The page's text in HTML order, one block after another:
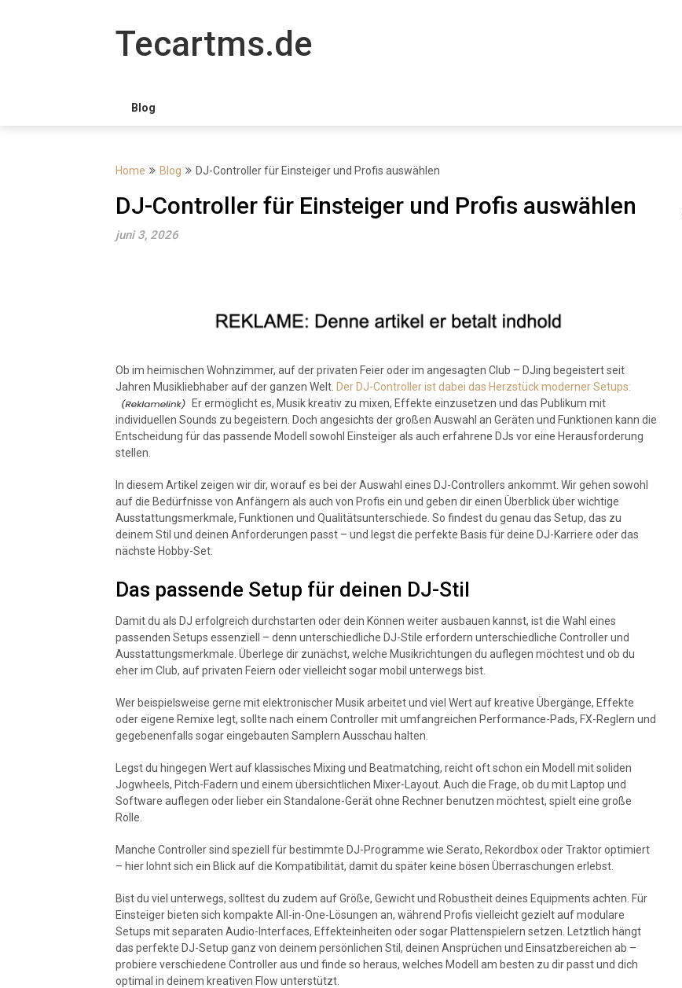
Tecartms.de
Blog
Home Blog DJ-Controller für Einsteiger und Profis auswählen
DJ-Controller für Einsteiger und Profis auswählen
juni 3, 2026
Ob im heimischen Wohnzimmer, auf der privaten Feier oder im angesagten Club – DJing begeistert seit
Jahren Musikliebhaber auf der ganzen Welt. Der DJ-Controller ist dabei das Herzstück moderner Setups:
Er ermöglicht es, Musik kreativ zu mixen, Effekte einzusetzen und das Publikum mit
individuellen Sounds zu begeistern. Doch angesichts der großen Auswahl an Geräten und Funktionen kann die
Entscheidung für das passende Modell sowohl Einsteiger als auch erfahrene DJs vor eine Herausforderung
stellen.
In diesem Artikel zeigen wir dir, worauf es bei der Auswahl eines DJ-Controllers ankommt. Wir gehen sowohl
auf die Bedürfnisse von Anfängern als auch von Profis ein und geben dir einen Überblick über wichtige
Ausstattungsmerkmale, Funktionen und Qualitätsunterschiede. So findest du genau das Setup, das zu
deinem Stil und deinen Anforderungen passt – und legst die perfekte Basis für deine DJ-Karriere oder das
nächste Hobby-Set.
Das passende Setup für deinen DJ-Stil
Damit du als DJ erfolgreich durchstarten oder dein Können weiter ausbauen kannst, ist die Wahl eines
passenden Setups essenziell – denn unterschiedliche DJ-Stile erfordern unterschiedliche Controller und
Ausstattungsmerkmale. Überlege dir zunächst, welche Musikrichtungen du auflegen möchtest und ob du
eher im Club, auf privaten Feiern oder vielleicht sogar mobil unterwegs bist.
Wer beispielsweise gerne mit elektronischer Musik arbeitet und viel Wert auf kreative Übergänge, Effekte
oder eigene Remixe legt, sollte nach einem Controller mit umfangreichen Performance-Pads, FX-Reglern und
gegebenenfalls sogar eingebauten Samplern Ausschau halten.
Legst du hingegen Wert auf klassisches Mixing und Beatmatching, reicht oft schon ein Modell mit soliden
Jogwheels, Pitch-Fadern und einem übersichtlichen Mixer-Layout. Auch die Frage, ob du mit Laptop und
Software auflegen oder lieber ein Standalone-Gerät ohne Rechner benutzen möchtest, spielt eine große
Rolle.
Manche Controller sind speziell für bestimmte DJ-Programme wie Serato, Rekordbox oder Traktor optimiert
– hier lohnt sich ein Blick auf die Kompatibilität, damit du später keine bösen Überraschungen erlebst.
Bist du viel unterwegs, solltest du zudem auf Größe, Gewicht und Robustheit deines Equipments achten. Für
Einsteiger bieten sich kompakte All-in-One-Lösungen an, während Profis vielleicht gezielt auf modulare
Setups mit separaten Audio-Interfaces, Effekteinheiten oder sogar Plattenspielern setzen. Letztlich hängt
das perfekte DJ-Setup ganz von deinem persönlichen Stil, deinen Ansprüchen und Einsatzbereichen ab –
probiere verschiedene Controller aus und finde so heraus, welches Modell am besten zu dir passt und dich
optimal in deinem kreativen Flow unterstützt.